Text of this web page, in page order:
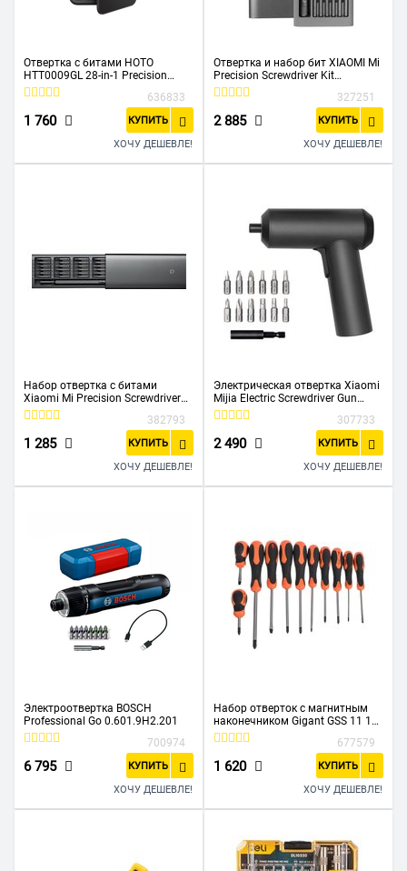
Отвертка с битами HOTO
HTT0009GL 28-in-1 Precision
Screwdriver Set
636833
1 760 КУПИТЬ
ХОЧУ ДЕШЕВЛЕ!
Отвертка и набор бит XIAOMI Mi
Precision Screwdriver Kit
BHR4680GL EU
327251
2 885 КУПИТЬ
ХОЧУ ДЕШЕВЛЕ!
Набор отвертка с битами
Xiaomi Mi Precision Screwdriver
Kit MJJXLSD002QW (25
382793
1 285 КУПИТЬ
ХОЧУ ДЕШЕВЛЕ!
Электрическая отвертка Xiaomi
Mijia Electric Screwdriver Gun
(MJDDLSD001QW) черный
307733
2 490 КУПИТЬ
ХОЧУ ДЕШЕВЛЕ!
Электроотвертка BOSCH
Professional Go 0.601.9H2.201
700974
6 795 КУПИТЬ
ХОЧУ ДЕШЕВЛЕ!
Набор отверток с магнитным
наконечником Gigant GSS 11 11
предметов
677579
1 620 КУПИТЬ
ХОЧУ ДЕШЕВЛЕ!